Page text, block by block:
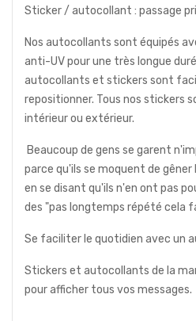
Sticker / autocollant : passage
Nos autocollants sont équipés
anti-UV pour une très longue
autocollants et stickers sont
repositionner. Tous nos stickers
intérieur ou extérieur.
Beaucoup de gens se garent
parce qu'ils se moquent de
en se disant qu'ils n'en ont pas
des "pas longtemps répété cela
Se faciliter le quotidien avec un
Stickers et autocollants de la
pour afficher tous vos messages.